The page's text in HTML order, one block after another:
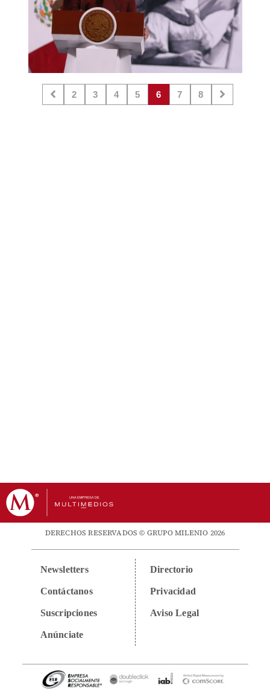
2 3 4 5 6 7 8
DERECHOS RESERVADOS © GRUPO MILENIO 2026
Newsletters
Contáctanos
Suscripciones
Anúnciate
Directorio
Privacidad
Aviso Legal